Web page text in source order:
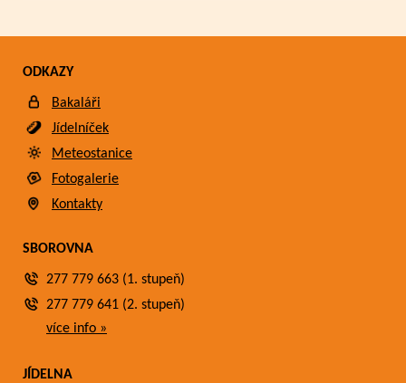
ODKAZY
Bakaláři
Jídelníček
Meteostanice
Fotogalerie
Kontakty
SBOROVNA
277 779 663 (1. stupeň)
277 779 641 (2. stupeň)
více info »
JÍDELNA